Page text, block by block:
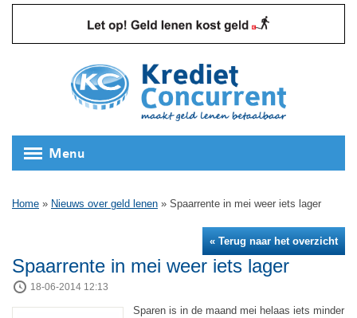
Menu
Home » Nieuws over geld lenen » Spaarrente in mei weer iets lager
« Terug naar het overzicht
Spaarrente in mei weer iets lager
18-06-2014 12:13
Sparen is in de maand mei helaas iets minder